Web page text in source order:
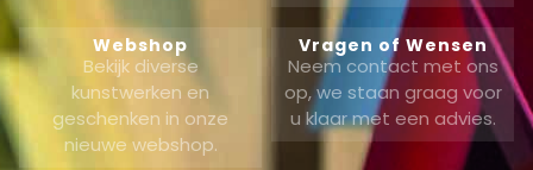
Webshop
Bekijk diverse
kunstwerken en
geschenken in onze
nieuwe webshop.
Vragen of Wensen
Neem contact met ons
op, we staan graag voor
u klaar met een advies.